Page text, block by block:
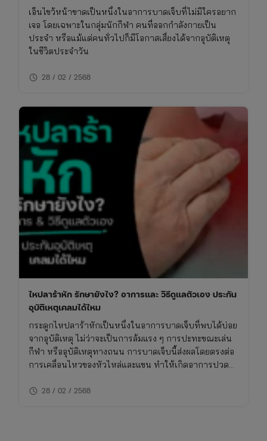
เอ็นไขว้หน้าขาดเป็นหนึ่งในอาการบาดเจ็บที่ไม่มีใครอยาก
เจอ โดยเฉพาะในกลุ่มนักกีฬา คนที่ออกกำลังกายเป็น
ประจำ หรือแม้แต่คนทั่วไปก็มีโอกาสเสี่ยงได้จากอุบัติเหตุ
ในชีวิตประจำวัน
schedule 28 / 02 / 2568
ไหปลาร้าหัก รักษายังไง? อาการและ วิธีดูแลตัวเอง ประกัน
อุบัติเหตุเคลมได้ไหม
กระดูกไหปลาร้าหักเป็นหนึ่งในอาการบาดเจ็บที่พบได้บ่อย
จากอุบัติเหตุ ไม่ว่าจะเป็นการล้มแรง ๆ การปะทะขณะเล่น
กีฬา หรืออุบัติเหตุทางถนน การบาดเจ็บนี้ส่งผลโดยตรงต่อ
การเคลื่อนไหวของหัวไหล่และแขน ทำให้เกิดอาการปวด
schedule 28 / 02 / 2568